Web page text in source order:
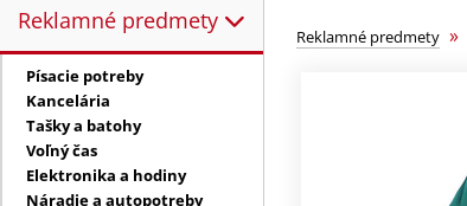
Reklamné predmety
Reklamné predmety:
Písacie potreby
Kancelária
Tašky a batohy
Voľný čas
Elektronika a hodiny
Náradie a autopotreby
Reklamné predmety »